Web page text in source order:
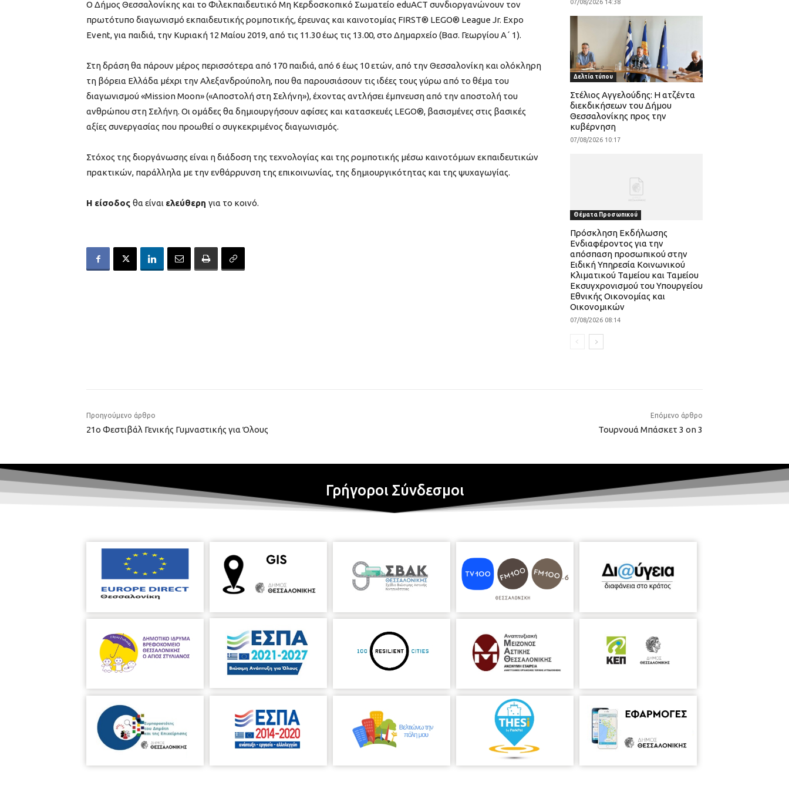
Ο Δήμος Θεσσαλονίκης και το Φιλεκπαιδευτικό Μη Κερδοσκοπικό Σωματείο eduACT συνδιοργανώνουν τον
πρωτότυπο διαγωνισμό εκπαιδευτικής ρομποτικής, έρευνας και καινοτομίας FIRST® LEGO® League Jr. Expo
Event, για παιδιά, την Κυριακή 12 Μαίου 2019, από τις 11.30 έως τις 13.00, στο Δημαρχείο (Βασ. Γεωργίου Α΄ 1).
Στη δράση θα πάρουν μέρος περισσότερα από 170 παιδιά, από 6 έως 10 ετών, από την Θεσσαλονίκη και ολόκληρη
τη βόρεια Ελλάδα μέχρι την Αλεξανδρούπολη, που θα παρουσιάσουν τις ιδέες τους γύρω από το θέμα του
διαγωνισμού «Mission Moon» («Αποστολή στη Σελήνη»), έχοντας αντλήσει έμπνευση από την αποστολή του
ανθρώπου στη Σελήνη. Οι ομάδες θα δημιουργήσουν αφίσες και κατασκευές LEGO®, βασισμένες στις βασικές
αξίες συνεργασίας που προωθεί ο συγκεκριμένος διαγωνισμός.
Στόχος της διοργάνωσης είναι η διάδοση της τεχνολογίας και της ρομποτικής μέσω καινοτόμων εκπαιδευτικών
πρακτικών, παράλληλα με την ενθάρρυνση της επικοινωνίας, της δημιουργικότητας και της ψυχαγωγίας.
Η είσοδος θα είναι ελεύθερη για το κοινό.
07/08/2026 14:38
Δελτία τύπου
Στέλιος Αγγελούδης: Η ατζέντα
διεκδικήσεων του Δήμου
Θεσσαλονίκης προς την
κυβέρνηση
07/08/2026 10:17
Θέματα Προσωπικού
Πρόσκληση Εκδήλωσης
Ενδιαφέροντος για την
απόσπαση προσωπικού στην
Ειδική Υπηρεσία Κοινωνικού
Κλιματικού Ταμείου και Ταμείου
Εκσυγχρονισμού του Υπουργείου
Εθνικής Οικονομίας και
Οικονομικών
07/08/2026 08:14
Προηγούμενο άρθρο
21ο Φεστιβάλ Γενικής Γυμναστικής για Όλους
Επόμενο άρθρο
Τουρνουά Μπάσκετ 3 on 3
Γρήγοροι Σύνδεσμοι